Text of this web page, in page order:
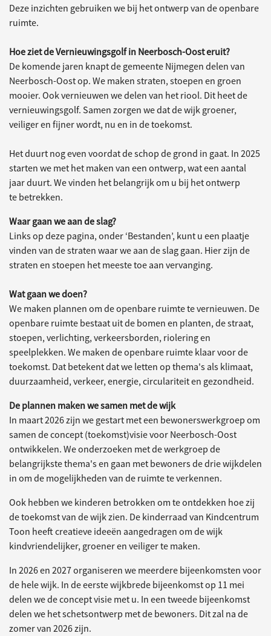
Deze inzichten gebruiken we bij het ontwerp van de openbare
ruimte.
Hoe ziet de Vernieuwingsgolf in Neerbosch-Oost eruit?
De komende jaren knapt de gemeente Nijmegen delen van
Neerbosch-Oost op. We maken straten, stoepen en groen
mooier. Ook vernieuwen we delen van het riool. Dit heet de
vernieuwingsgolf. Samen zorgen we dat de wijk groener,
veiliger en fijner wordt, nu en in de toekomst.
Het duurt nog even voordat de schop de grond in gaat. In 2025
starten we met het maken van een ontwerp, wat een aantal
jaar duurt. We vinden het belangrijk om u bij het ontwerp
te betrekken.
Waar gaan we aan de slag?
Links op deze pagina, onder ‘Bestanden’, kunt u een plaatje
vinden van de straten waar we aan de slag gaan. Hier zijn de
straten en stoepen het meeste toe aan vervanging.
Wat gaan we doen?
We maken plannen om de openbare ruimte te vernieuwen. De
openbare ruimte bestaat uit de bomen en planten, de straat,
stoepen, verlichting, verkeersborden, riolering en
speelplekken. We maken de openbare ruimte klaar voor de
toekomst. Dat betekent dat we letten op thema's als klimaat,
duurzaamheid, verkeer, energie, circulariteit en gezondheid.
De plannen maken we samen met de wijk
In maart 2026 zijn we gestart met een bewonerswerkgroep om
samen de concept (toekomst)visie voor Neerbosch-Oost
ontwikkelen. We onderzoeken met de werkgroep de
belangrijkste thema's en gaan met bewoners de drie wijkdelen
in om de mogelijkheden van de ruimte te verkennen.
Ook hebben we kinderen betrokken om te ontdekken hoe zij
de toekomst van de wijk zien. De kinderraad van Kindcentrum
Toon heeft creatieve ideeën aangedragen om de wijk
kindvriendelijker, groener en veiliger te maken.
In 2026 en 2027 organiseren we meerdere bijeenkomsten voor
de hele wijk. In de eerste wijkbrede bijeenkomst op 11 mei
delen we de concept visie met u. In een tweede bijeenkomst
delen we het schetsontwerp met de bewoners. Dit zal na de
zomer van 2026 zijn.